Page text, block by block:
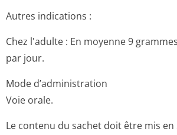
Autres indications :
Chez l'adulte : En moyenne 9
par jour.
Mode d’administration
Voie orale.
Le contenu du sachet doit être mis